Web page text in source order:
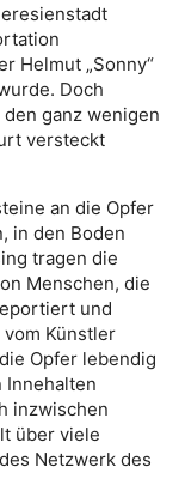
Helmut „Sonny“
Doch
ganz wenigen
versteckt
an die Opfer
in den Boden
tragen die
Menschen, die
und
Künstler
Opfer lebendig
Innehalten
inzwischen
über viele
Netzwerk des